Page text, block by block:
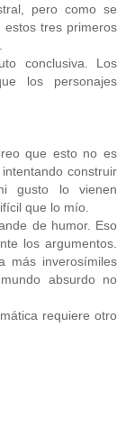
pero como se
tres primeros
conclusiva. Los
los personajes
que esto no es
construir
gusto lo vienen
que lo mío.
de humor. Eso
los argumentos.
más inverosímiles
absurdo no
requiere otro